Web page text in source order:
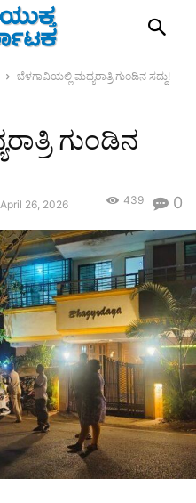
ಬೆಳಗಾವಿಯಲ್ಲಿ ಮಧ್ಯರಾತ್ರಿ ಗುಂಡಿನ ಸದ್ದು!
ಗುಂಡಿನ
April 26, 2026 0
439